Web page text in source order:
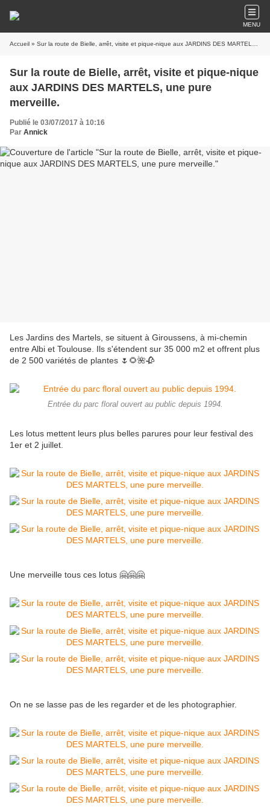
MENU
Accueil » Sur la route de Bielle, arrêt, visite et pique-nique aux JARDINS DES MARTELS, une pure merveille.
Sur la route de Bielle, arrêt, visite et pique-nique
aux JARDINS DES MARTELS, une pure
merveille.
Publié le 03/07/2017 à 10:16
Par Annick
Les Jardins des Martels, se situent à Giroussens, à mi-chemin
entre Albi et Toulouse. Ils s'étendent sur 35 000 m2 et offrent plus
de 2 500 variétés de plantes 🌷🌻🌺🥀
Entrée du parc floral ouvert au public depuis 1994.
Les lotus mettent leurs plus belles parures pour leur festival des
1er et 2 juillet.
Une merveille tous ces lotus 🤗🤗🤗
On ne se lasse pas de les regarder et de les photographier.